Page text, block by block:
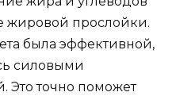
жировой прослойки.
была эффективной,
силовыми
Это точно поможет